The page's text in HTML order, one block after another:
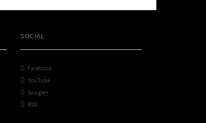
SOCIAL
 Facebook
 YouTube
 Google+
 RSS